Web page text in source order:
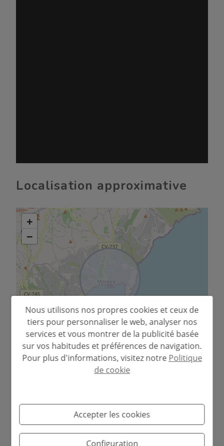
Localisation approximative
+
−
Leaflet
Emplacement exclusif àPla del Mar,
Moraira, l'une des zones
résidentielles les plus recherchées.
Nous utilisons nos propres cookies et ceux de
tiers pour personnaliser le web, analyser nos
services et vous montrer de la publicité basée
sur vos habitudes et préférences de navigation.
Pour plus d'informations, visitez notre Politique
de cookie
Accepter les cookies
Configuration